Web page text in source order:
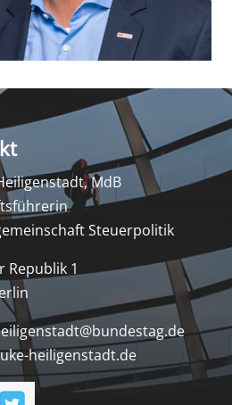
MdB
Steuerpolitik
Republik 1
heiligenstadt.de